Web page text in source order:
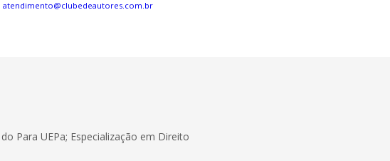
atendimento@clubedeautores.com.br
Para UEPa; Especialização em Direito